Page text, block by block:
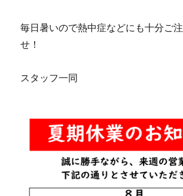
毎日暑いので熱中症などにも十分ご
せ！
スタッフ一同